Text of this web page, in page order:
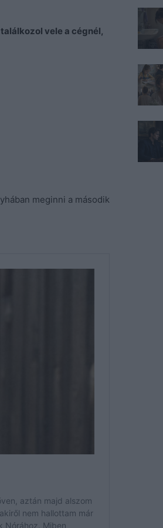
vele a cégnél,
meginni a második